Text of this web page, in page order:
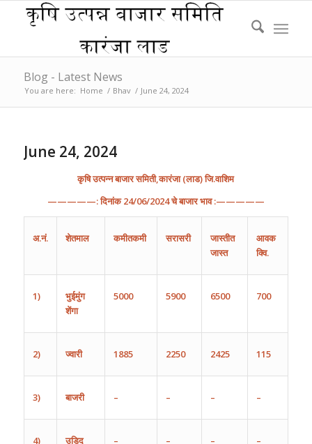
Blog - Latest News
You are here: Home / Bhav / June 24, 2024
June 24, 2024
कृषिउत्पन्नबाजारसमिती,कारंजा(लाड)जि.वाशिम
—————:दिनांक24/06/2024चेबाजारभाव:—————
अ.नं. शेतमाल कमीतकमी सरासरी
जास्तीत
जास्त
आवक
क्वि.
1)
भुईमुंग
शेंगा
5000 5900 6500 700
2) ज्वारी 1885 2250 2425 115
3) बाजरी – – – –
4) उडिद – – – –